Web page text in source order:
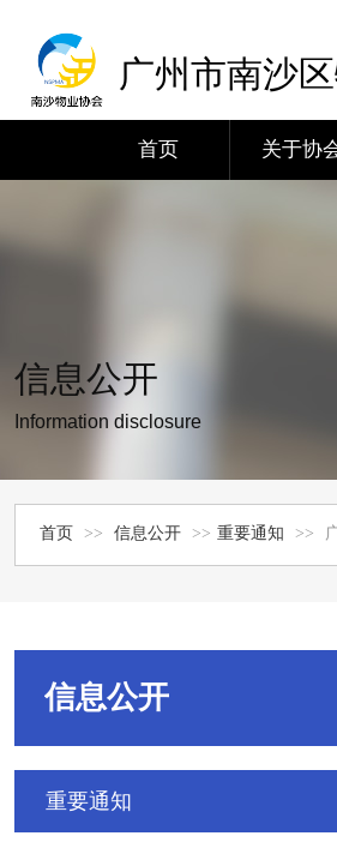
广州市南沙
首页 关于协
信息公开
Information disclosure
首页 >> 信息公开 >> 重要通知 >>
信息公开
重要通知